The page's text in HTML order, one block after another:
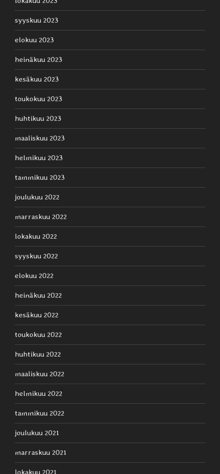
syyskuu 2023
elokuu 2023
heinäkuu 2023
kesäkuu 2023
toukokuu 2023
huhtikuu 2023
maaliskuu 2023
helmikuu 2023
tammikuu 2023
joulukuu 2022
marraskuu 2022
lokakuu 2022
syyskuu 2022
elokuu 2022
heinäkuu 2022
kesäkuu 2022
toukokuu 2022
huhtikuu 2022
maaliskuu 2022
helmikuu 2022
tammikuu 2022
joulukuu 2021
marraskuu 2021
lokakuu 2021